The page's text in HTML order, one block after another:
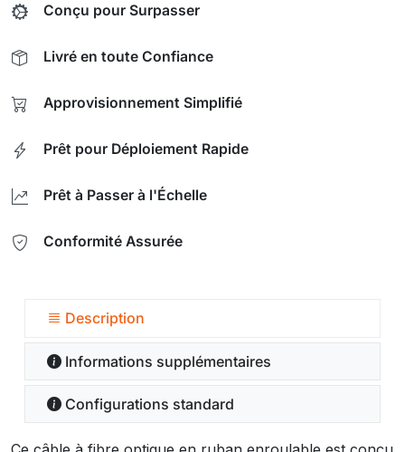
Conçu pour Surpasser
Livré en toute Confiance
Approvisionnement Simplifié
Prêt pour Déploiement Rapide
Prêt à Passer à l'Échelle
Conformité Assurée
Description
Informations supplémentaires
Configurations standard